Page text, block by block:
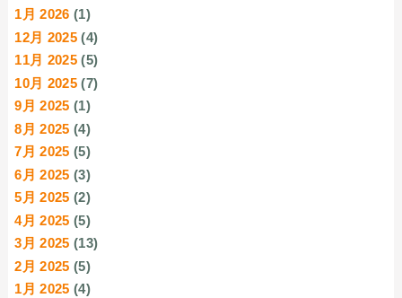
1月 2026 (1)
12月 2025 (4)
11月 2025 (5)
10月 2025 (7)
9月 2025 (1)
8月 2025 (4)
7月 2025 (5)
6月 2025 (3)
5月 2025 (2)
4月 2025 (5)
3月 2025 (13)
2月 2025 (5)
1月 2025 (4)